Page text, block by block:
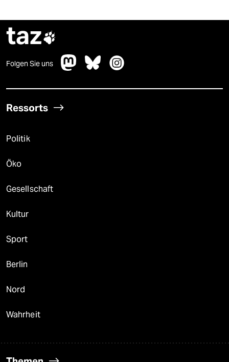
taz
Folgen Sie uns
Ressorts
Politik
Öko
Gesellschaft
Kultur
Sport
Berlin
Nord
Wahrheit